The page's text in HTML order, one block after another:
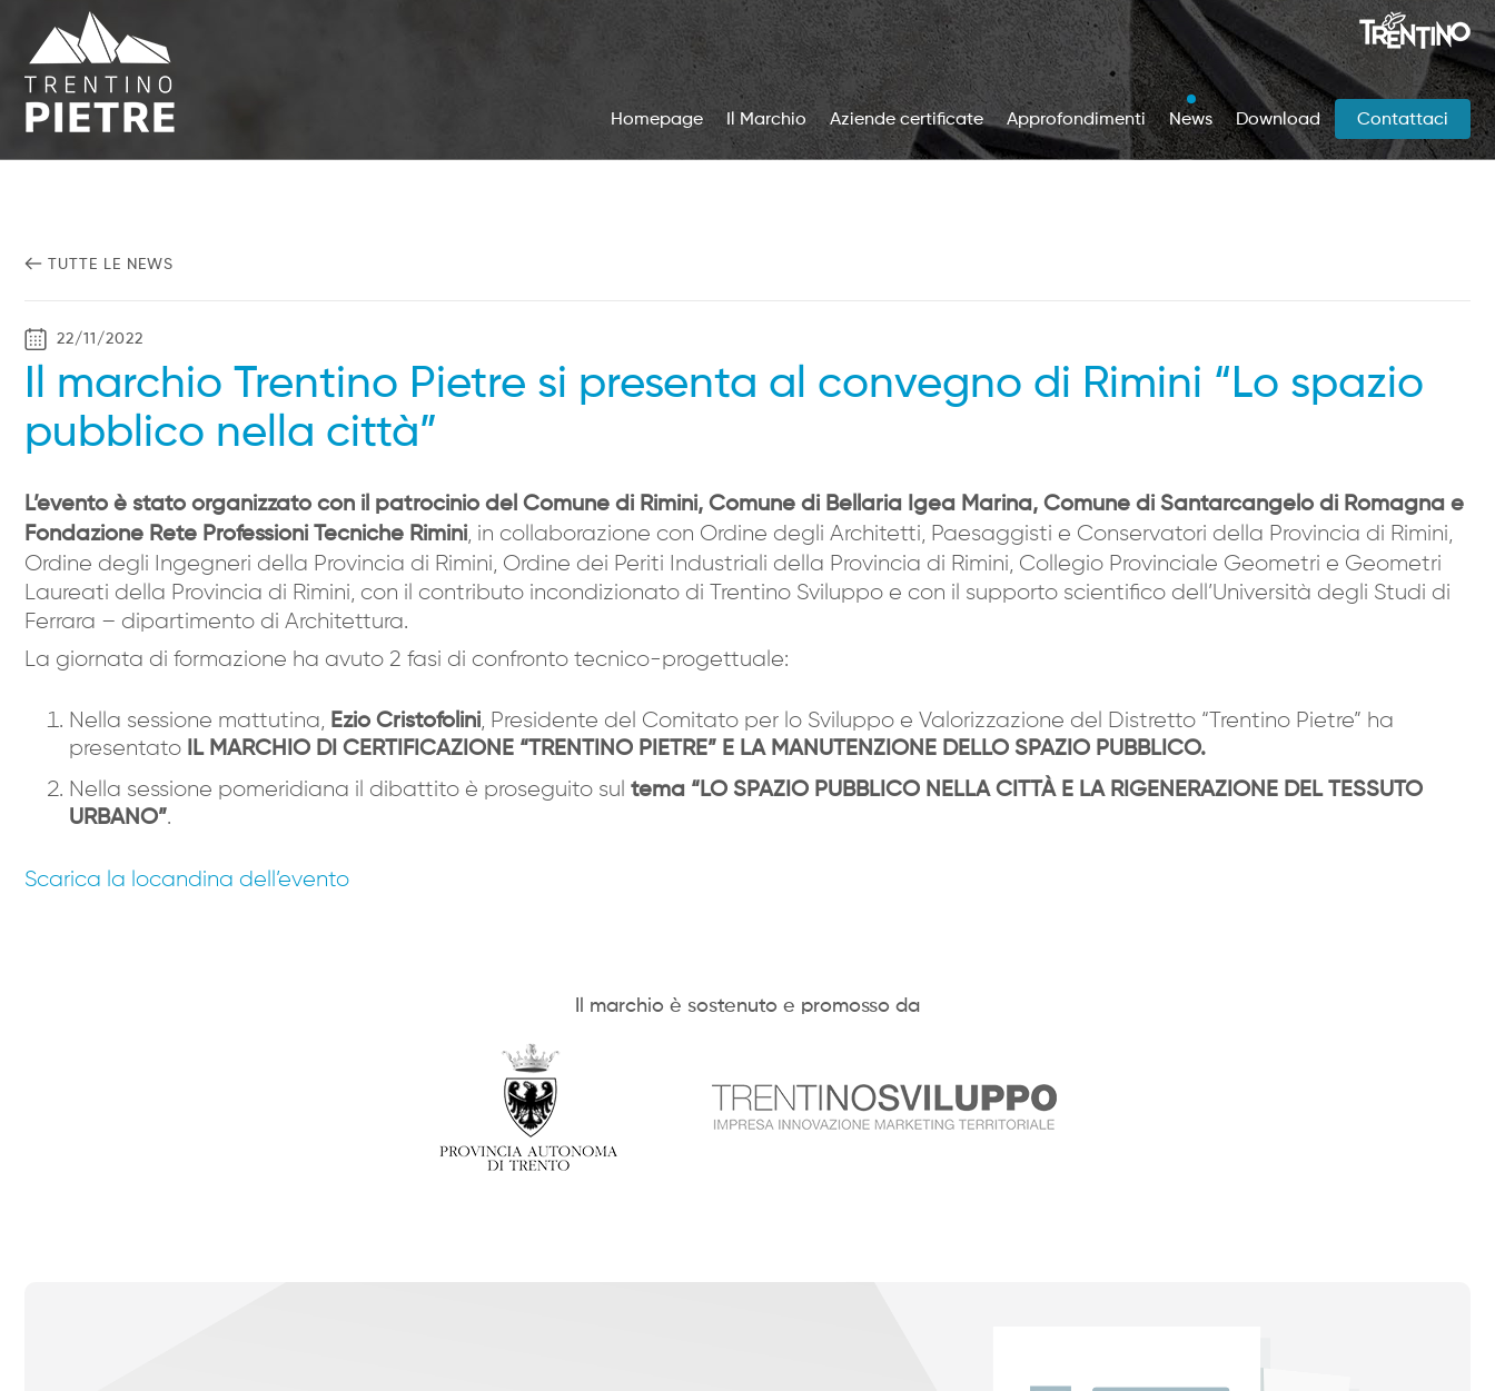
Homepage Il Marchio Aziende certificate Approfondimenti News Download Contattaci
TUTTE LE NEWS
22/11/2022
Il marchio Trentino Pietre si presenta al convegno di Rimini “Lo spazio
pubblico nella città”
L’evento è stato organizzato con il patrocinio del Comune di Rimini, Comune di Bellaria Igea Marina, Comune di Santarcangelo di Romagna e
Fondazione Rete Professioni Tecniche Rimini, in collaborazione con Ordine degli Architetti, Paesaggisti e Conservatori della Provincia di Rimini,
Ordine degli Ingegneri della Provincia di Rimini, Ordine dei Periti Industriali della Provincia di Rimini, Collegio Provinciale Geometri e Geometri
Laureati della Provincia di Rimini, con il contributo incondizionato di Trentino Sviluppo e con il supporto scientifico dell’Università degli Studi di
Ferrara – dipartimento di Architettura.
La giornata di formazione ha avuto 2 fasi di confronto tecnico-progettuale:
Nella sessione mattutina, Ezio Cristofolini, Presidente del Comitato per lo Sviluppo e Valorizzazione del Distretto “Trentino Pietre” ha
presentato IL MARCHIO DI CERTIFICAZIONE “TRENTINO PIETRE” E LA MANUTENZIONE DELLO SPAZIO PUBBLICO.
Nella sessione pomeridiana il dibattito è proseguito sul tema “LO SPAZIO PUBBLICO NELLA CITTÀ E LA RIGENERAZIONE DEL TESSUTO
URBANO”.
Scarica la locandina dell’evento
Il marchio è sostenuto e promosso da